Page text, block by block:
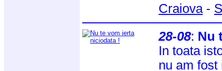
Craiova-
28-08: Nu
In toata
nu am fost